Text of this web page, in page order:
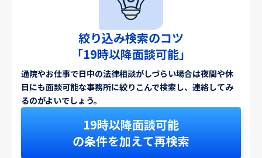
絞り込み検索のコツ
「19時以降面談可能」
通院やお仕事で日中の法律相談がしづらい場合は夜間や休
日にも面談可能な事務所に絞りこんで検索し、連絡してみ
るのがよいでしょう。
19時以降面談可能
の条件を加えて再検索